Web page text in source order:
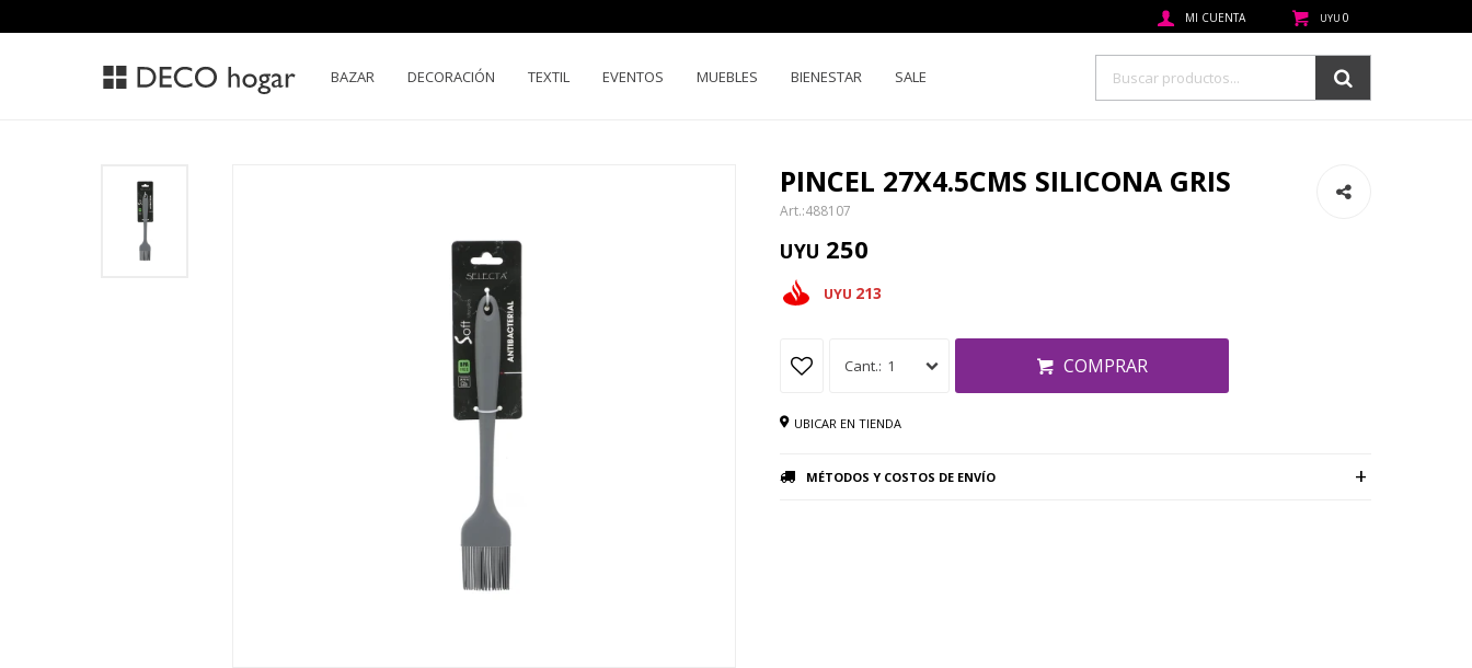
BAZAR DECORACIÓN TEXTIL EVENTOS MUEBLES BIENESTAR SALE
UYU 0
PINCEL 27X4.5CMS SILICONA GRIS
488107
UYU 250
UYU 213
1 COMPRAR
UBICAR EN TIENDA
MÉTODOS Y COSTOS DE ENVÍO